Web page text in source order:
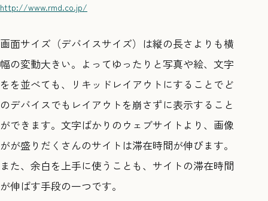
http://www.rmd.co.jp/
画面サイズ（デバイスサイズ）は縦の長さよりも横
幅の変動大きい。よってゆったりと写真や絵、文字
をを並べても、リキッドレイアウトにすることでど
のデバイスでもレイアウトを崩さずに表示すること
ができます。文字ばかりのウェブサイトより、画像
がが盛りだくさんのサイトは滞在時間が伸びます。
また、余白を上手に使うことも、サイトの滞在時間
が伸ばす手段の一つです。